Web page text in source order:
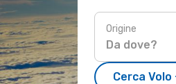
Origine
Cerca Volo